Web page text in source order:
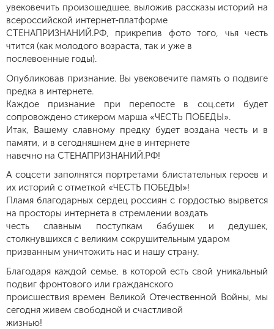
увековечить произошедшее, выложив рассказы историй на
всероссийской интернет-платформе
СТЕНАПРИЗНАНИЙ.РФ, прикрепив фото того, чья честь
чтится (как молодого возраста, так и уже в
послевоенные годы).
Опубликовав признание. Вы увековечите память о подвиге
предка в интернете.
Каждое признание при перепосте в соц.сети будет
сопровождено стикером марша «ЧЕСТЬ ПОБЕДЫ».
Итак, Вашему славному предку будет воздана честь и в
памяти, и в сегодняшнем дне в интернете
навечно на СТЕНАПРИЗНАНИЙ.РФ!
А соцсети заполнятся портретами блистательных героев и
их историй с отметкой «ЧЕСТЬ ПОБЕДЫ»!
Пламя благодарных сердец россиян с гордостью вырвется
на просторы интернета в стремлении воздать
честь славным поступкам бабушек и дедушек,
столкнувшихся с великим сокрушительным ударом
призванным уничтожить нас и нашу страну.
Благодаря каждой семье, в которой есть свой уникальный
подвиг фронтового или гражданского
происшествия времен Великой Отечественной Войны, мы
сегодня живем свободной и счастливой
жизнью!